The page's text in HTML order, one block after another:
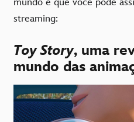
mundo e que você pode
streaming:
Toy Story, uma
mundo das